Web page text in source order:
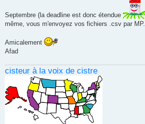
Septembre (la deadline est donc étendue
même, vous m'envoyez vos fichiers .csv par MP.
Amicalement
Afad
cisteur à la voix de cistre